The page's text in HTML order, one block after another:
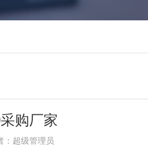
购厂家
超级管理员